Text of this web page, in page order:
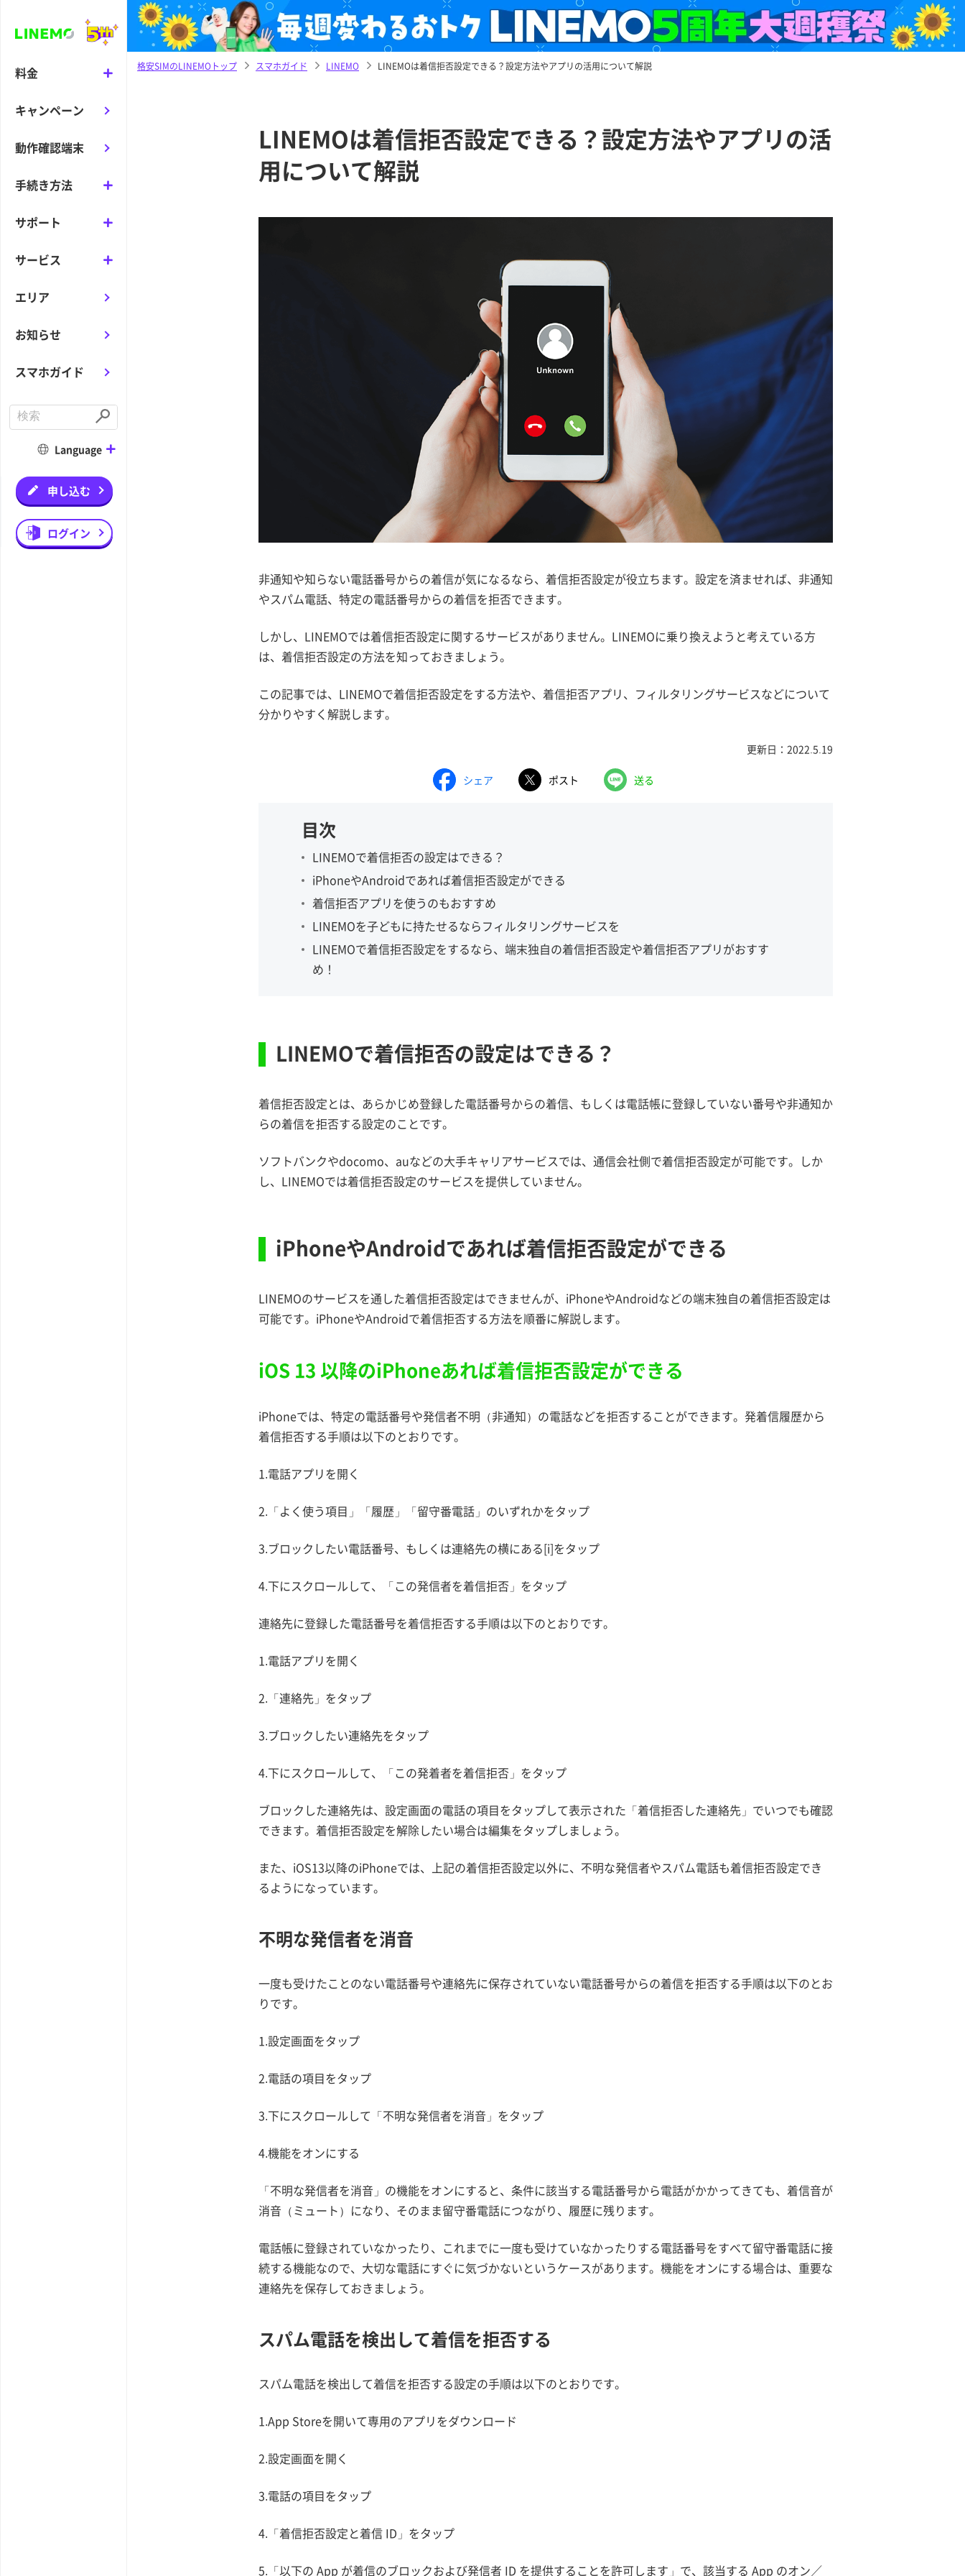
料金
キャンペーン
動作確認端末
手続き方法
サポート
サービス
エリア
お知らせ
スマホガイド
n
S
u
m
t
Language
申し込む
ログイン
格安SIMのLINEMOトップ スマホガイド LINEMO LINEMOは着信拒否設定できる？設定方法やアプリの活用について解説
LINEMOは着信拒否設定できる？設定方法やアプリの活
用について解説
非通知や知らない電話番号からの着信が気になるなら、着信拒否設定が役立ちます。設定を済ませれば、非通知
やスパム電話、特定の電話番号からの着信を拒否できます。
しかし、LINEMOでは着信拒否設定に関するサービスがありません。LINEMOに乗り換えようと考えている方
は、着信拒否設定の方法を知っておきましょう。
この記事では、LINEMOで着信拒否設定をする方法や、着信拒否アプリ、フィルタリングサービスなどについて
分かりやすく解説します。
更新日：2022.5.19
シェア ポスト 送る
目次
LINEMOで着信拒否の設定はできる？
iPhoneやAndroidであれば着信拒否設定ができる
着信拒否アプリを使うのもおすすめ
LINEMOを子どもに持たせるならフィルタリングサービスを
LINEMOで着信拒否設定をするなら、端末独自の着信拒否設定や着信拒否アプリがおすす
め！
LINEMOで着信拒否の設定はできる？
着信拒否設定とは、あらかじめ登録した電話番号からの着信、もしくは電話帳に登録していない番号や非通知か
らの着信を拒否する設定のことです。
ソフトバンクやdocomo、auなどの大手キャリアサービスでは、通信会社側で着信拒否設定が可能です。しか
し、LINEMOでは着信拒否設定のサービスを提供していません。
iPhoneやAndroidであれば着信拒否設定ができる
LINEMOのサービスを通した着信拒否設定はできませんが、iPhoneやAndroidなどの端末独自の着信拒否設定は
可能です。iPhoneやAndroidで着信拒否する方法を順番に解説します。
iOS 13 以降のiPhoneあれば着信拒否設定ができる
iPhoneでは、特定の電話番号や発信者不明（非通知）の電話などを拒否することができます。発着信履歴から
着信拒否する手順は以下のとおりです。
1.電話アプリを開く
2.「よく使う項目」「履歴」「留守番電話」のいずれかをタップ
3.ブロックしたい電話番号、もしくは連絡先の横にある[i]をタップ
4.下にスクロールして、「この発信者を着信拒否」をタップ
連絡先に登録した電話番号を着信拒否する手順は以下のとおりです。
1.電話アプリを開く
2.「連絡先」をタップ
3.ブロックしたい連絡先をタップ
4.下にスクロールして、「この発着者を着信拒否」をタップ
ブロックした連絡先は、設定画面の電話の項目をタップして表示された「着信拒否した連絡先」でいつでも確認
できます。着信拒否設定を解除したい場合は編集をタップしましょう。
また、iOS13以降のiPhoneでは、上記の着信拒否設定以外に、不明な発信者やスパム電話も着信拒否設定でき
るようになっています。
不明な発信者を消音
一度も受けたことのない電話番号や連絡先に保存されていない電話番号からの着信を拒否する手順は以下のとお
りです。
1.設定画面をタップ
2.電話の項目をタップ
3.下にスクロールして「不明な発信者を消音」をタップ
4.機能をオンにする
「不明な発信者を消音」の機能をオンにすると、条件に該当する電話番号から電話がかかってきても、着信音が
消音（ミュート）になり、そのまま留守番電話につながり、履歴に残ります。
電話帳に登録されていなかったり、これまでに一度も受けていなかったりする電話番号をすべて留守番電話に接
続する機能なので、大切な電話にすぐに気づかないというケースがあります。機能をオンにする場合は、重要な
連絡先を保存しておきましょう。
スパム電話を検出して着信を拒否する
スパム電話を検出して着信を拒否する設定の手順は以下のとおりです。
1.App Storeを開いて専用のアプリをダウンロード
2.設定画面を開く
3.電話の項目をタップ
4.「着信拒否設定と着信 ID」をタップ
5.「以下の App が着信のブロックおよび発信者 ID を提供することを許可します」で、該当する App のオン／